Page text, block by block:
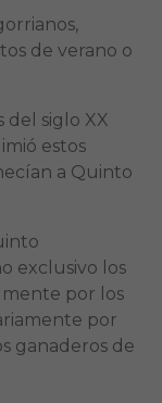
de verano o
del siglo XX
estos
a Quinto
exclusivo los
por los
por
ganaderos de